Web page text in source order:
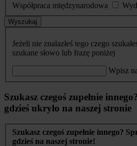
Współpraca międzynarodowa
Wyszukaj
Jeżeli nie znalazłeś tego czego
szukane słowo lub frazę poniżej
Wpisz
Szukasz czegoś zupełnie
gdzieś ukryło na naszej stronie
Szukasz czegoś zupełnie innego?
gdzieś na naszej stronie!